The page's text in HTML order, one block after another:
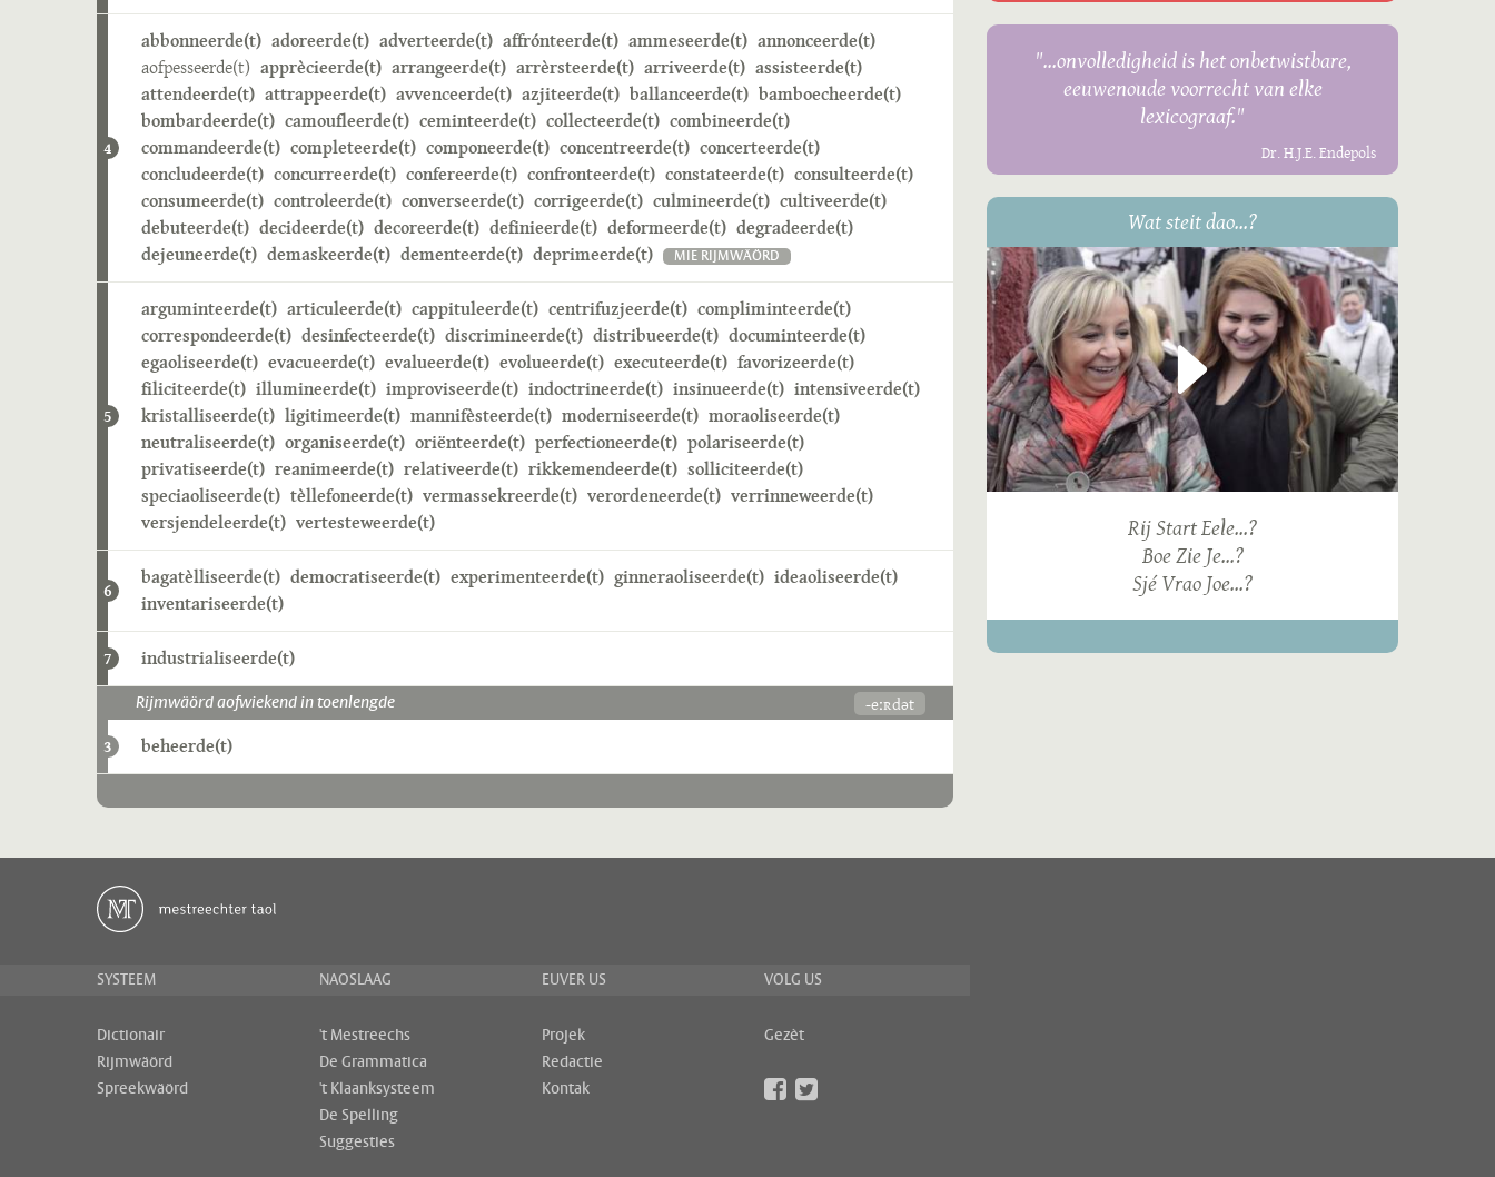
4
abbonneerde(t) adoreerde(t) adverteerde(t) affrónteerde(t) ammeseerde(t) annonceerde(t)
aofpesseerde(t) apprècieerde(t) arrangeerde(t) arrèrsteerde(t) arriveerde(t) assisteerde(t)
attendeerde(t) attrappeerde(t) avvenceerde(t) azjiteerde(t) ballanceerde(t) bamboecheerde(t)
bombardeerde(t) camoufleerde(t) ceminteerde(t) collecteerde(t) combineerde(t)
commandeerde(t) completeerde(t) componeerde(t) concentreerde(t) concerteerde(t)
concludeerde(t) concurreerde(t) confereerde(t) confronteerde(t) constateerde(t) consulteerde(t)
consumeerde(t) controleerde(t) converseerde(t) corrigeerde(t) culmineerde(t) cultiveerde(t)
debuteerde(t) decideerde(t) decoreerde(t) definieerde(t) deformeerde(t) degradeerde(t)
dejeuneerde(t) demaskeerde(t) dementeerde(t) deprimeerde(t) MIE RIJMWÄÖRD
5
arguminteerde(t) articuleerde(t) cappituleerde(t) centrifuzjeerde(t) compliminteerde(t)
correspondeerde(t) desinfecteerde(t) discrimineerde(t) distribueerde(t) documinteerde(t)
egaoliseerde(t) evacueerde(t) evalueerde(t) evolueerde(t) executeerde(t) favorizeerde(t)
filiciteerde(t) illumineerde(t) improviseerde(t) indoctrineerde(t) insinueerde(t) intensiveerde(t)
kristalliseerde(t) ligitimeerde(t) mannifèsteerde(t) moderniseerde(t) moraoliseerde(t)
neutraliseerde(t) organiseerde(t) oriënteerde(t) perfectioneerde(t) polariseerde(t)
privatiseerde(t) reanimeerde(t) relativeerde(t) rikkemendeerde(t) solliciteerde(t)
speciaoliseerde(t) tèllefoneerde(t) vermassekreerde(t) verordeneerde(t) verrinneweerde(t)
versjendeleerde(t) vertesteweerde(t)
6
bagatèlliseerde(t) democratiseerde(t) experimenteerde(t) ginneraoliseerde(t) ideaoliseerde(t)
inventariseerde(t)
7 industrialiseerde(t)
Rijmwäörd aofwiekend in toenlengde -eːʀdət
3 beheerde(t)
"...onvolledigheid is het onbetwistbare,
eeuwenoude voorrecht van elke
lexicograaf."
Dr. H.J.E. Endepols
Wat steit dao...?
Rij Start Eele...?
Boe Zie Je...?
Sjé Vrao Joe...?
SYSTEEM
Dictionair
Rijmwäörd
Spreekwäörd
NAOSLAAG
't Mestreechs
De Grammatica
't Klaanksysteem
De Spelling
Suggesties
EUVER US
Projek
Redactie
Kontak
VOLG US
Gezèt